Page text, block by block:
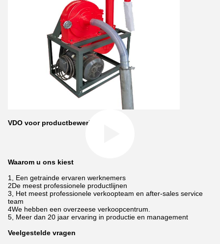
VDO voor productbewerking
Waarom u ons kiest
1, Een getrainde ervaren werknemers
2De meest professionele productlijnen
3, Het meest professionele verkoopteam en after-sales service
team
4We hebben een overzeese verkoopcentrum.
5, Meer dan 20 jaar ervaring in productie en management
Veelgestelde vragen